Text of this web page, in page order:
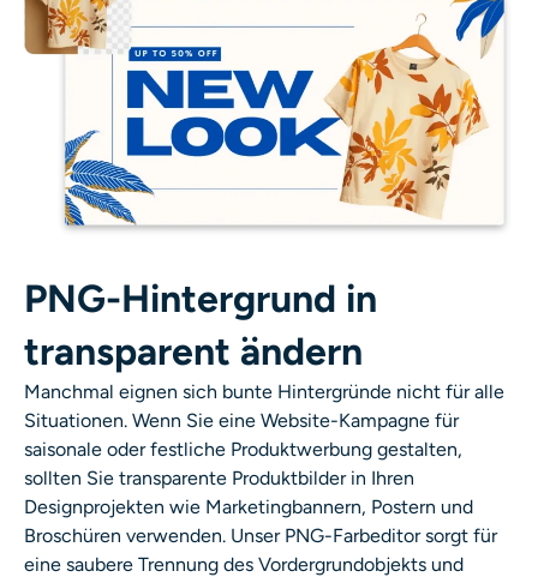
PNG-Hintergrund in
transparent ändern
Manchmal eignen sich bunte Hintergründe nicht für alle
Situationen. Wenn Sie eine Website-Kampagne für
saisonale oder festliche Produktwerbung gestalten,
sollten Sie transparente Produktbilder in Ihren
Designprojekten wie Marketingbannern, Postern und
Broschüren verwenden. Unser PNG-Farbeditor sorgt für
eine saubere Trennung des Vordergrundobjekts und